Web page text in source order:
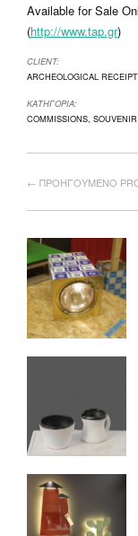
Available for Sale
(http://www.tap.gr)
CLIENT:
ARCHEOLOGICAL
ΚΑΤΗΓΟΡΙΑ:
COMMISSIONS, SOUVENIR
← ΠΡΟΗΓΟΥΜΕΝΟ